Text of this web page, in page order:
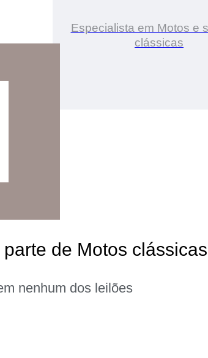
Especialista em Motos e
clássicas
de Motos clássicas
nenhum dos leilões